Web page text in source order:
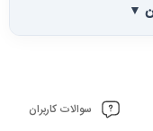
▼
سوالات کاربران